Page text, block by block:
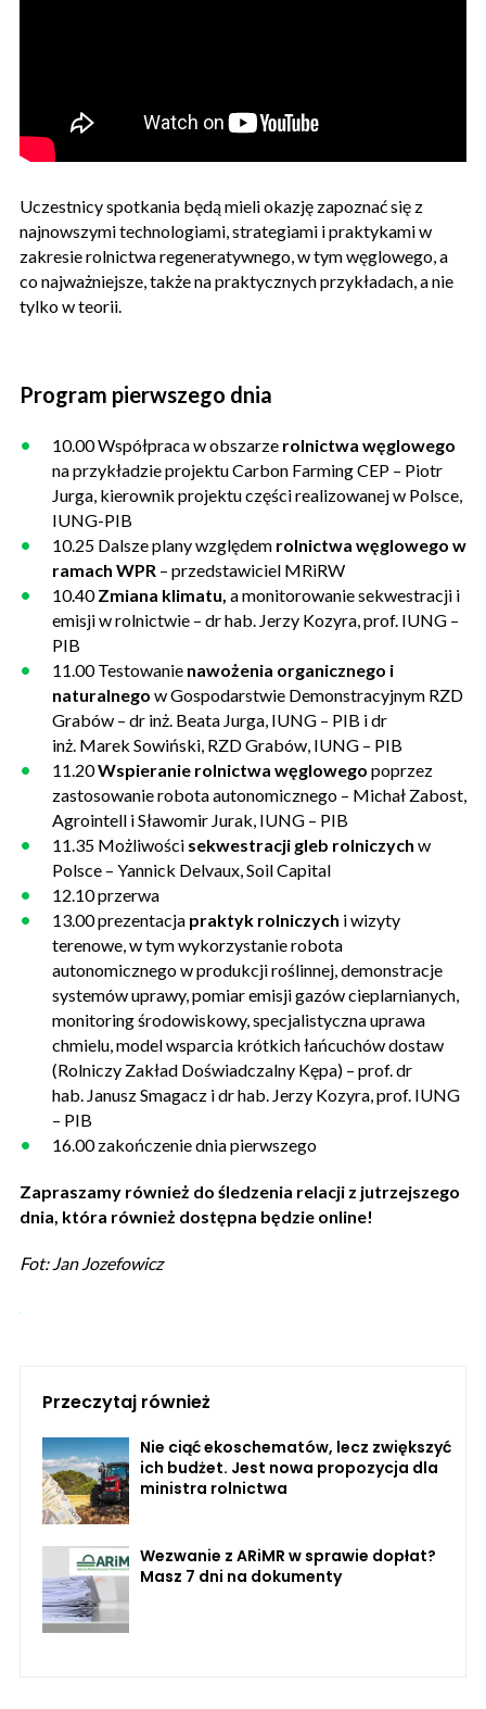
Uczestnicy spotkania będą mieli okazję zapoznać się z
najnowszymi technologiami, strategiami i praktykami w
zakresie rolnictwa regeneratywnego, w tym węglowego, a
co najważniejsze, także na praktycznych przykładach, a nie
tylko w teorii.
Program pierwszego dnia
10.00 Współpraca w obszarze rolnictwa węglowego
na przykładzie projektu Carbon Farming CEP – Piotr
Jurga, kierownik projektu części realizowanej w Polsce,
IUNG-PIB
10.25 Dalsze plany względem rolnictwa węglowego w
ramach WPR – przedstawiciel MRiRW
10.40Zmiana klimatu, a monitorowanie sekwestracji i
emisji w rolnictwie – dr hab. Jerzy Kozyra, prof. IUNG –
PIB
11.00 Testowanie nawożenia organicznego i
naturalnego w Gospodarstwie Demonstracyjnym RZD
Grabów – dr inż. Beata Jurga, IUNG – PIB i dr
inż. Marek Sowiński, RZD Grabów, IUNG – PIB
11.20Wspieranie rolnictwa węglowego poprzez
zastosowanie robota autonomicznego – Michał Zabost,
Agrointell i Sławomir Jurak, IUNG – PIB
11.35 Możliwości sekwestracji gleb rolniczych w
Polsce – Yannick Delvaux, Soil Capital
12.10 przerwa
13.00 prezentacja praktyk rolniczych i wizyty
terenowe, w tym wykorzystanie robota
autonomicznego w produkcji roślinnej, demonstracje
systemów uprawy, pomiar emisji gazów cieplarnianych,
monitoring środowiskowy, specjalistyczna uprawa
chmielu, model wsparcia krótkich łańcuchów dostaw
(Rolniczy Zakład Doświadczalny Kępa) – prof. dr
hab. Janusz Smagacz i dr hab. Jerzy Kozyra, prof. IUNG
– PIB
16.00 zakończenie dnia pierwszego
Zapraszamy również do śledzenia relacji z jutrzejszego
dnia, która również dostępna będzie online!
Fot: Jan Jozefowicz
Przeczytaj również
Nie ciąć ekoschematów, lecz zwiększyć
ich budżet. Jest nowa propozycja dla
ministra rolnictwa
Wezwanie z ARiMR w sprawie dopłat?
Masz 7 dni na dokumenty